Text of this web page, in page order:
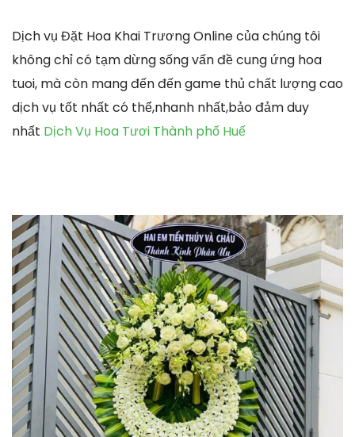
Dịch vụ Đặt Hoa Khai Trương Online của chúng tôi
không chỉ có tạm dừng sống vấn đề cung ứng hoa
tuoi, mà còn mang đến đến game thủ chất lượng cao
dịch vụ tốt nhất có thể,nhanh nhất,bảo đảm duy
nhất Dịch Vụ Hoa Tươi Thành phố Huế